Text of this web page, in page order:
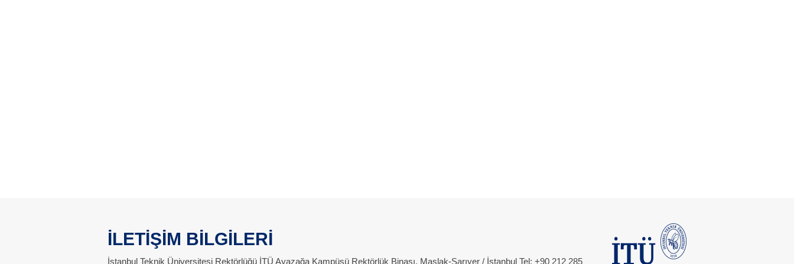
İLETİŞİM BİLGİLERİ
İstanbul Teknik Üniversitesi Rektörlüğü İTÜ Ayazağa Kampüsü Rektörlük Binası, Maslak-Sarıyer / İstanbul Tel: +90 212 285